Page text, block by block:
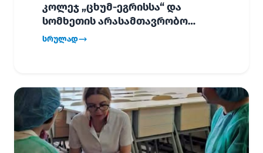
კოლეჯ „ცხუმ-ეგრისსა“ და
სომხეთის არასამთავრობო
ორგანიზაცია „Youth is Power“-ს
სრულად